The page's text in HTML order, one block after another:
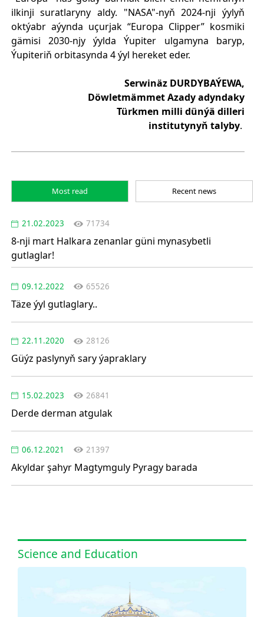
ilkinji suratlaryny aldy. "NASA"-nyň 2024-nji ýylyň
oktýabr aýynda uçurjak “Europa Clipper” kosmiki
gämisi 2030-njy ýylda Ýupiter ulgamyna baryp,
Ýupiteriň orbitasynda 4 ýyl hereket eder.
Serwinäz DURDYBAÝEWA,
DöwletmämmetAzadyadyndaky
Türkmen milli dünýä dilleri
institutynyň talyby.
Most read Recent news
21.02.2023 71734
8-nji mart Halkara zenanlar güni mynasybetli
gutlaglar!
09.12.2022 65526
Täze ýyl gutlaglary..
22.11.2020 28126
Güýz paslynyň sary ýapraklary
15.02.2023 26841
Derde derman atgulak
06.12.2021 21397
Akyldar şahyr Magtymguly Pyragy barada
Science and Education